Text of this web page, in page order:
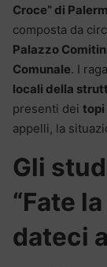
Croce” di
composta da
Palazzo
Comunale. I
locali della
presenti dei topi
appelli, la
Gli
“Fate
dateci